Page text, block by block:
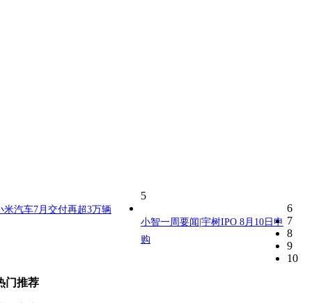
5
米汽车7月交付再超3万辆 6
小智一周要闻|宇树IPO 8月10日申
购
7
8
9
10
门推荐